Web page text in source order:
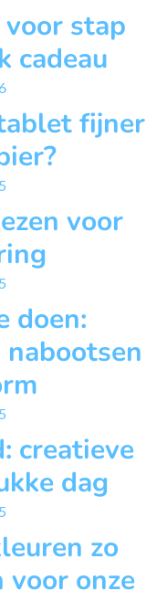
stap
cadeau
fijner
voor
doen:
creatieve
dag
zo
onze